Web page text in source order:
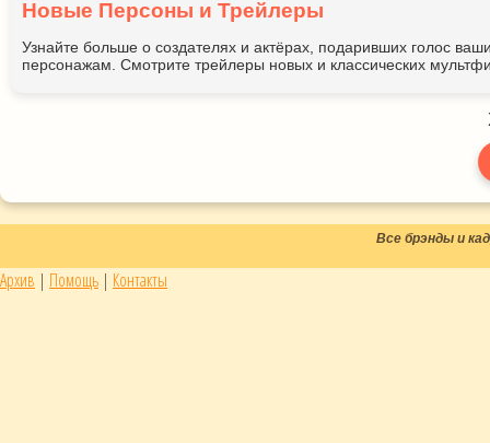
Новые Персоны и Трейлеры
Узнайте больше о создателях и актёрах, подаривших голос
персонажам. Смотрите трейлеры новых и классических
Все брэнды и
Архив | Помощь | Контакты